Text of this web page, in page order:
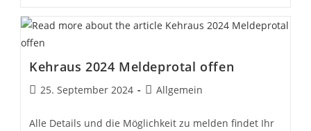
Kehraus 2024 Meldeprotal offen
Beitrag
25. September 2024
Beitrags-
Allgemein
Alle Details und die Möglichkeit zu melden findet Ihr